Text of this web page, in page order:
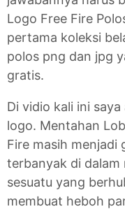
Logo Free Fire
pertama koleksi
polos png dan jpg
gratis.
Di vidio kali ini
logo. Mentahan
Fire masih menjadi
terbanyak di dalam
sesuatu yang
membuat heboh